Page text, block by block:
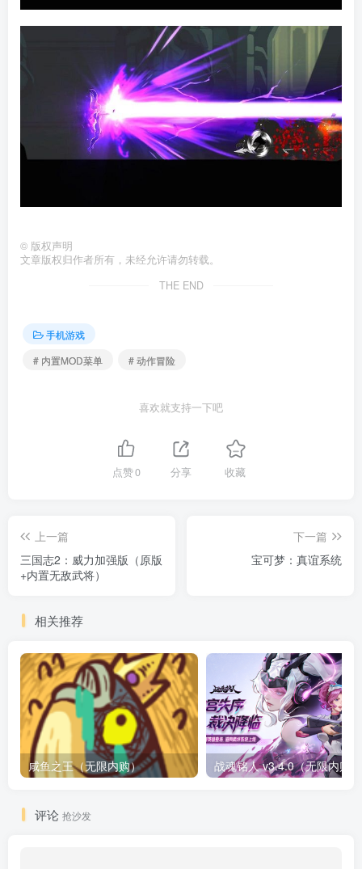
© 版权声明
文章版权归作者所有，未经允许请勿转载。
THE END
手机游戏
# 内置MOD菜单
# 动作冒险
喜欢就支持一下吧
点赞0 分享 收藏
上一篇
三国志2：威力加强版（原版
+内置无敌武将）
下一篇
宝可梦：真谊系统
相关推荐
咸鱼之王（无限内购）
评论 抢沙发